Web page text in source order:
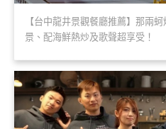
【台中龍井景觀餐廳推薦】那兩
景、配海鮮熱炒及歌聲超享受！